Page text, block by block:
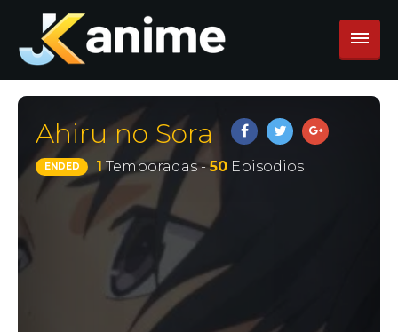
Ahiru no Sora
ENDED 1Temporadas -50Episodios